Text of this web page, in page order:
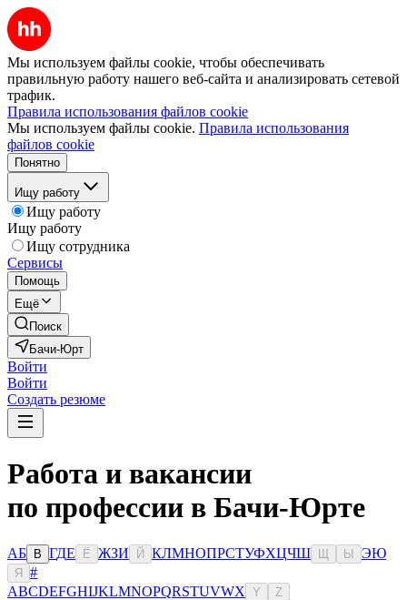
Мы используем файлы cookie, чтобы обеспечивать
правильную работу нашего веб-сайта и анализировать сетевой
трафик.
Правила использования файлов cookie
Мы используем файлы cookie. Правила использования
файлов cookie
Понятно
Ищу работу
Ищу работу
Ищу работу
Ищу сотрудника
Сервисы
Помощь
Ещё
Поиск
Бачи-Юрт
Войти
Войти
Создать резюме
Работа и вакансии
по профессии в Бачи-Юрте
АБ В ГДЕ Ё ЖЗИ Й КЛМНОПРСТУФХЦЧШ Ы ЭЮ
Я
#
ABCDEFGHIJKLMNOPQRSTUVWX Y Z